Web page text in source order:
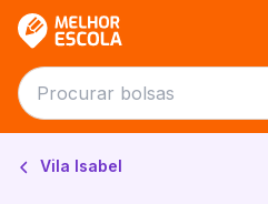
Vila Isabel